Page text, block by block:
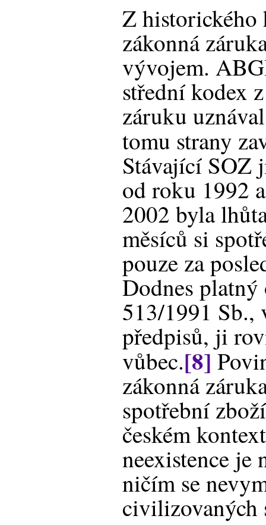
Z historického
zákonná
vývojem.
střední kodex
záruku
tomu strany
Stávající SOZ
od roku 1992
2002 byla
měsíců si
pouze za
Dodnes
513/1991 Sb.,
předpisů, ji
vůbec.[8]
zákonná
spotřební
českém
neexistence je
ničím se
civilizovaných